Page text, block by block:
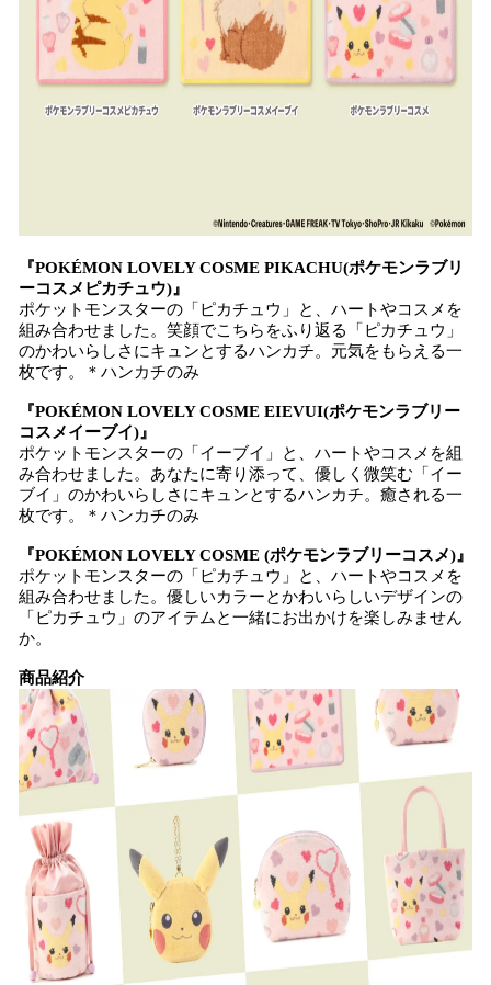
『POKÉMON LOVELY COSME PIKACHU(ポケモンラブリ
ーコスメピカチュウ)』
ポケットモンスターの「ピカチュウ」と、ハートやコスメを
組み合わせました。笑顔でこちらをふり返る「ピカチュウ」
のかわいらしさにキュンとするハンカチ。元気をもらえる一
枚です。＊ハンカチのみ
『POKÉMON LOVELY COSME EIEVUI(ポケモンラブリー
コスメイーブイ)』
ポケットモンスターの「イーブイ」と、ハートやコスメを組
み合わせました。あなたに寄り添って、優しく微笑む「イー
ブイ」のかわいらしさにキュンとするハンカチ。癒される一
枚です。＊ハンカチのみ
『POKÉMON LOVELY COSME (ポケモンラブリーコスメ)』
ポケットモンスターの「ピカチュウ」と、ハートやコスメを
組み合わせました。優しいカラーとかわいらしいデザインの
「ピカチュウ」のアイテムと一緒にお出かけを楽しみません
か。
商品紹介